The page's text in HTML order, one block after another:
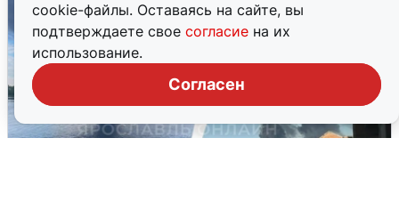
cookie-файлы. Оставаясь на сайте, вы
подтверждаете свое согласие на их
использование.
Согласен